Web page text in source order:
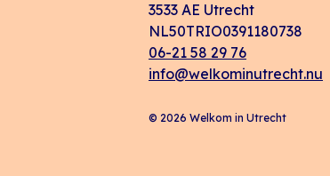
3533 AE Utrecht
NL50TRIO0391180738
06-21 58 29 76
info@welkominutrecht.nu
© 2026 Welkom in Utrecht